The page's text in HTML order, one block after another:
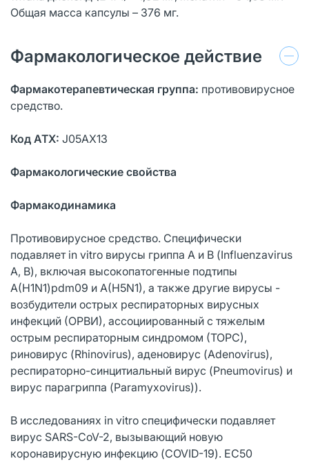
Общая масса капсулы – 376 мг.
Фармакологическое действие
Фармакотерапевтическая группа: противовирусное
средство.
Код АТХ: J05AX13
Фармакологические свойства
Фармакодинамика
Противовирусное средство. Специфически
подавляет in vitro вирусы гриппа А и В (Influenzavirus
A, B), включая высокопатогенные подтипы
A(H1N1)pdm09 и A(H5N1), а также другие вирусы -
возбудители острых респираторных вирусных
инфекций (ОРВИ), ассоциированный с тяжелым
острым респираторным синдромом (ТОРС),
риновирус (Rhinovirus), аденовирус (Adenovirus),
респираторно-синцитиальный вирус (Pneumovirus) и
вирус парагриппа (Paramyxovirus)).
В исследованиях in vitro специфически подавляет
вирус SARS-CoV-2, вызывающий новую
коронавирусную инфекцию (COVID-19). EC50